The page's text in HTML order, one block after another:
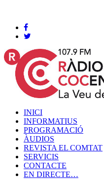
INICI
INFORMATIUS
PROGRAMACIÓ
ÀUDIOS
REVISTA EL COMTAT
SERVICIS
CONTACTE
EN DIRECTE…